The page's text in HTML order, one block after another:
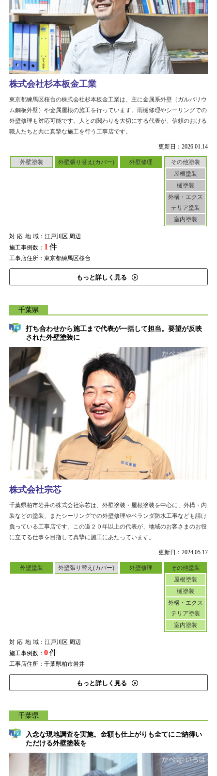
更新日：2026.01.14
外壁塗装 外壁張り替え(カバー) 外壁修理
その他塗装
屋根塗装
樋塗装
外構・エクス
テリア塗装
室内塗装
対応地域：江戸川区 周辺
施工事例数： 1 件
工事店住所：東京都練馬区桜台
もっと詳しく見る
株式会社杉本板金工業
東京都練馬区桜台の株式会社杉本板金工業は、主に金属系外壁（ガルバリウ
ム鋼板外壁）や金属屋根の施工を行っています。雨樋修理やシーリングでの
外壁修理も対応可能です。人との関わりを大切にする代表が、信頼のおける
職人たちと共に真摯な施工を行う工事店です。
千葉県
打ち合わせから施工まで代表が一括して担当。要望が反映
された外壁塗装に
更新日：2024.05.17
外壁塗装 外壁張り替え(カバー) 外壁修理
その他塗装
屋根塗装
樋塗装
外構・エクス
テリア塗装
室内塗装
対応地域：江戸川区 周辺
施工事例数： 0件
工事店住所：千葉県柏市岩井
もっと詳しく見る
株式会社宗芯
千葉県柏市岩井の株式会社宗芯は、外壁塗装・屋根塗装を中心に、外構・内
装などの塗装、またシーリングでの外壁修理やベランダ防水工事なども請け
負っている工事店です。この道２０年以上の代表が、地域のお客さまのお役
に立てる仕事を目指して真摯に施工にあたっています。
千葉県
入念な現地調査を実施。金額も仕上がりも全てにご納得い
ただける外壁塗装を